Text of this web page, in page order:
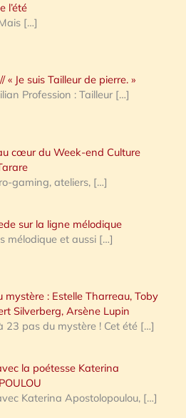
l’été
[…]
« Je suis Tailleur de pierre. »
Profession : Tailleur […]
cœur du Week-end Culture
gaming, ateliers, […]
sur la ligne mélodique
mélodique et aussi […]
mystère : Estelle Tharreau, Toby
Silverberg, Arsène Lupin
23 pas du mystère ! Cet été […]
la poétesse Katerina
Katerina Apostolopoulou, […]